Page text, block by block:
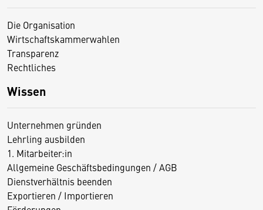
Die Organisation
Wirtschaftskammerwahlen
Transparenz
Rechtliches
Wissen
Unternehmen gründen
Lehrling ausbilden
1. Mitarbeiter:in
Allgemeine Geschäftsbedingungen / AGB
Dienstverhältnis beenden
Exportieren / Importieren